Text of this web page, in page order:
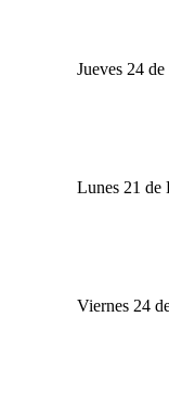
Jueves 24
Lunes 21 de
Viernes 24